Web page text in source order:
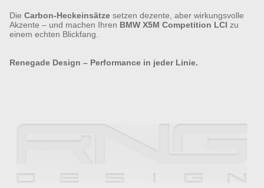
Die Carbon-Heckeinsätze setzen dezente, aber wirkungsvolle
Akzente – und machen Ihren BMW X5M Competition LCI zu
einem echten Blickfang.
Renegade Design – Performance in jeder Linie.